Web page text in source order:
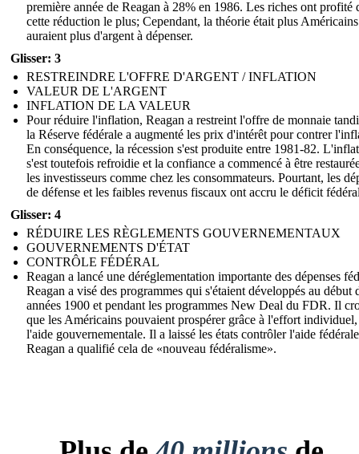
première année de Reagan à 28% en 1986. Les riches ont profité
cette réduction le plus; Cependant, la théorie était plus Américains
auraient plus d'argent à dépenser.
Glisser: 3
RESTREINDRE L'OFFRE D'ARGENT / INFLATION
VALEUR DE L'ARGENT
INFLATION DE LA VALEUR
Pour réduire l'inflation, Reagan a restreint l'offre de monnaie
la Réserve fédérale a augmenté les prix d'intérêt pour contrer
En conséquence, la récession s'est produite entre 1981-82.
s'est toutefois refroidie et la confiance a commencé à être
les investisseurs comme chez les consommateurs. Pourtant, les
de défense et les faibles revenus fiscaux ont accru le déficit
Glisser: 4
RÉDUIRE LES RÈGLEMENTS GOUVERNEMENTAUX
GOUVERNEMENTS D'ÉTAT
CONTRÔLE FÉDÉRAL
Reagan a lancé une déréglementation importante des dépenses
Reagan a visé des programmes qui s'étaient développés au début
années 1900 et pendant les programmes New Deal du FDR. Il
que les Américains pouvaient prospérer grâce à l'effort individuel,
l'aide gouvernementale. Il a laissé les états contrôler l'aide
Reagan a qualifié cela de «nouveau fédéralisme».